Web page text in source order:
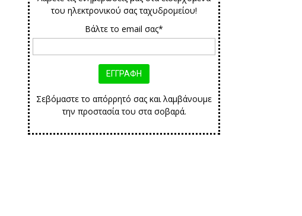
του ηλεκτρονικού σας ταχυδρομείου!
Βάλτε το email σας*
Σεβόμαστε το απόρρητό σας και λαμβάνουμε
την προστασία του στα σοβαρά.